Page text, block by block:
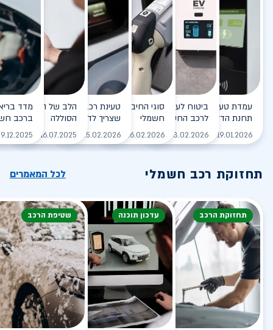
עמדת טעינה - הסוף של
תחנת הדלק?
19.01.2026 לקריאה
ביטוח לעמדת טעינה ביתית
לרכב החשמלי
03.02.2026 לקריאה
סוגי החיבורים לטעינת רכב
חשמלי
26.02.2026 לקריאה
טעינת רכב חשמלי - כל מה
שצריך לדעת
25.02.2026 לקריאה
הלב של הרכב
הסוללה
16.07.2025
ברכב
תחזוקת רכב חשמלי לכל המאמרים
תחזוקת הרכב עדכון תוכנה שטיפת הרכב